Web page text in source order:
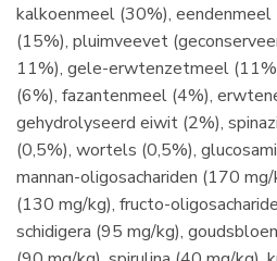
kalkoenmeel (30%),
(15%), pluimveevet
11%), gele-erwtenzetmeel
(6%), fazantenmeel (4%),
gehydrolyseerd eiwit (2%),
(0,5%), wortels (0,5%),
mannan-oligosachariden (170
(130 mg/kg), fructo-
schidigera (95 mg/kg),